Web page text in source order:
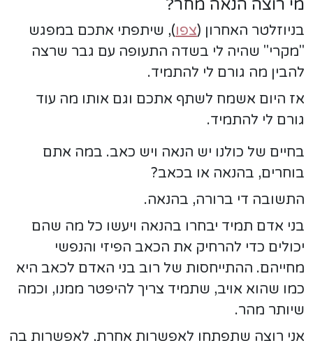
מי רוצה הנאה מחר?
בניוזלטר האחרון (צפו), שיתפתי אתכם במפגש
"מקרי" שהיה לי בשדה התעופה עם גבר שרצה
להבין מה גורם לי להתמיד.
אז היום אשמח לשתף אתכם וגם אותו מה עוד
גורם לי להתמיד.
בחיים של כולנו יש הנאה ויש כאב. במה אתם
בוחרים, בהנאה או בכאב?
התשובה די ברורה, בהנאה.
בני אדם תמיד יבחרו בהנאה ויעשו כל מה שהם
יכולים כדי להרחיק את הכאב הפיזי והנפשי
מחייהם. ההתייחסות של רוב בני האדם לכאב היא
כמו שהוא אויב, שתמיד צריך להיפטר ממנו, וכמה
שיותר מהר.
אני רוצה שתפתחו לאפשרות אחרת, לאפשרות בה